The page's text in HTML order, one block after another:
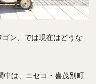
ン、では現在はどうな
中は、ニセコ・喜茂別町